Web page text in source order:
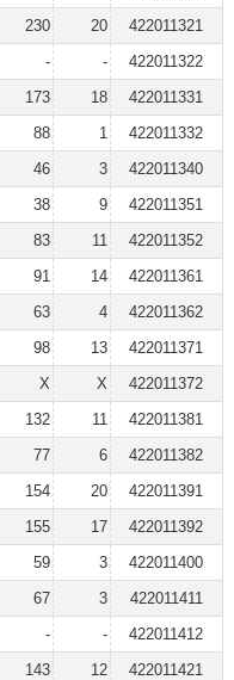
230 20
422011321
- -
422011322
173 18
422011331
88 1
422011332
46 3
422011340
38 9
422011351
83 11
422011352
91 14
422011361
63 4
422011362
98 13
422011371
X X
422011372
132 11
422011381
77 6
422011382
154 20
422011391
155 17
422011392
59 3
422011400
67 3
422011411
- -
422011412
143 12
422011421